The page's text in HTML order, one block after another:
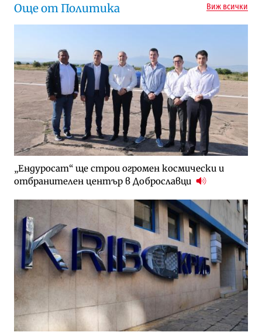
Още от Политика Виж всички
„Ендуросат“ ще строи огромен космически и
отбранителен център в Доброславци